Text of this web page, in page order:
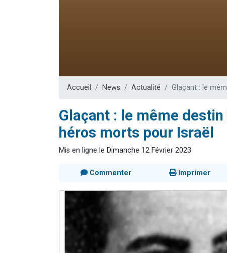
12
3 personnes
Accueil News Actualité Glaçant : le
Glaçant : le même
héros morts pour Israël
Mis en ligne le Dimanche 12 Février 2023
Commenter Imprimer